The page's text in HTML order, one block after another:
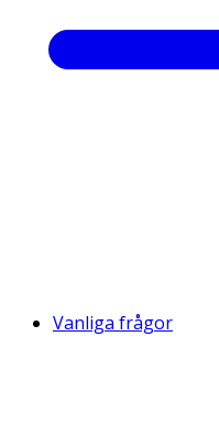
Vanliga frågor